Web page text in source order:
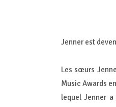
Jenner est
Les sœurs
Music Awards
lequel Jenner